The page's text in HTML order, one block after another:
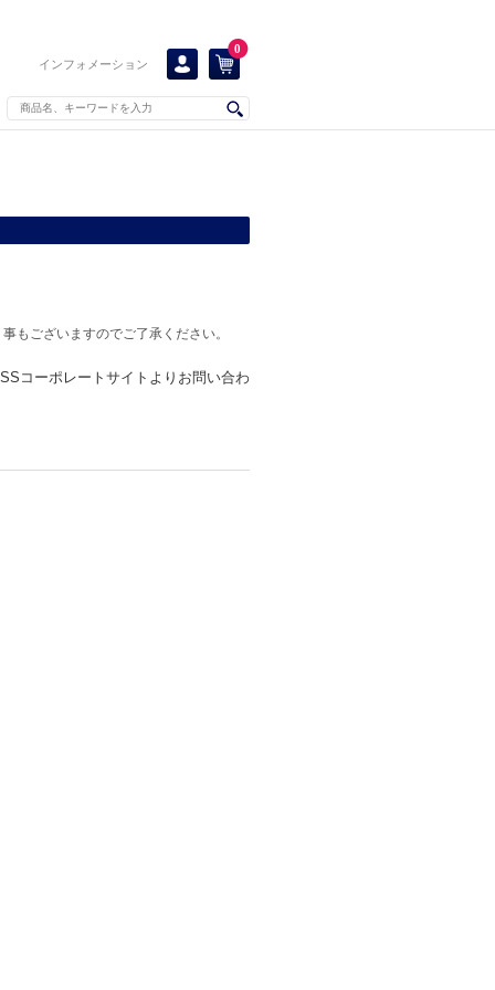
インフォメーション
0
もございますのでご了承ください。
コーポレートサイトよりお問い合わ